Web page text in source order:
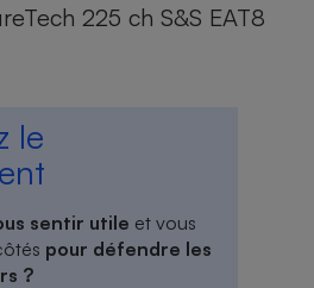
225 ch S&S EAT8
le
sentir utile et vous
pour défendre les
?